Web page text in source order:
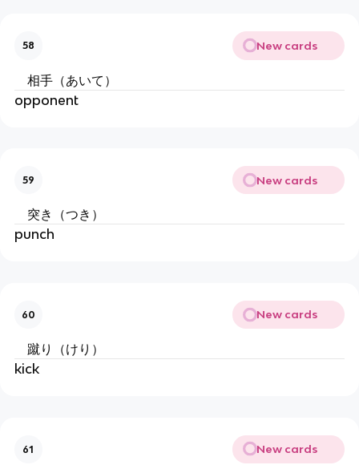
58 New cards
相手（あいて）
opponent
59 New cards
突き（つき）
punch
60 New cards
蹴り（けり）
kick
61 New cards